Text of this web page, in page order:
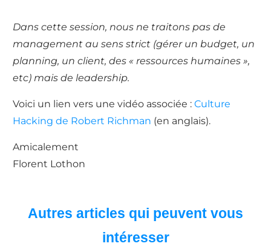
Dans cette session, nous ne traitons pas de
management au sens strict (gérer un budget, un
planning, un client, des « ressources humaines »,
etc) mais de leadership.
Voici un lien vers une vidéo associée : Culture
Hacking de Robert Richman (en anglais).
Amicalement
Florent Lothon
Autres articles qui peuvent vous
intéresser